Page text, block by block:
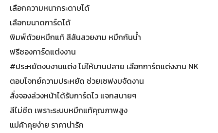
เลือกความหนากระดาษได้
เลือกขนาดการ์ดได้
พิมพ์ด้วยหมึกแท้ สีสันสวยงาม หมึกกันน้ำ
ฟรีซองการ์ดแต่งงาน
#ประหยัดงบงานแต่ง ไม่ให้บานปลาย เลือกการ์ดแต่งงาน NK
ตอบโจทย์ความประหยัด ช่วยเซฟงบจัดงาน
สั่งจองล่วงหน้าได้รับการ์ดไว แจกสบายๆ
สีไม่ซีด เพราะระบบหมึกแท้คุณภาพสูง
แม่ค้าคุยง่าย ราคาน่ารัก